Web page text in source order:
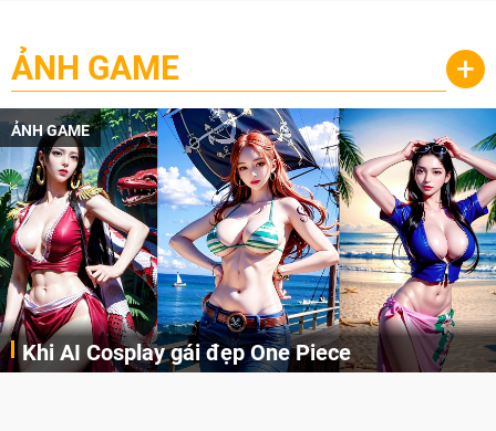
ẢNH GAME +
ẢNH GAME
Khi AI Cosplay gái đẹp One Piece